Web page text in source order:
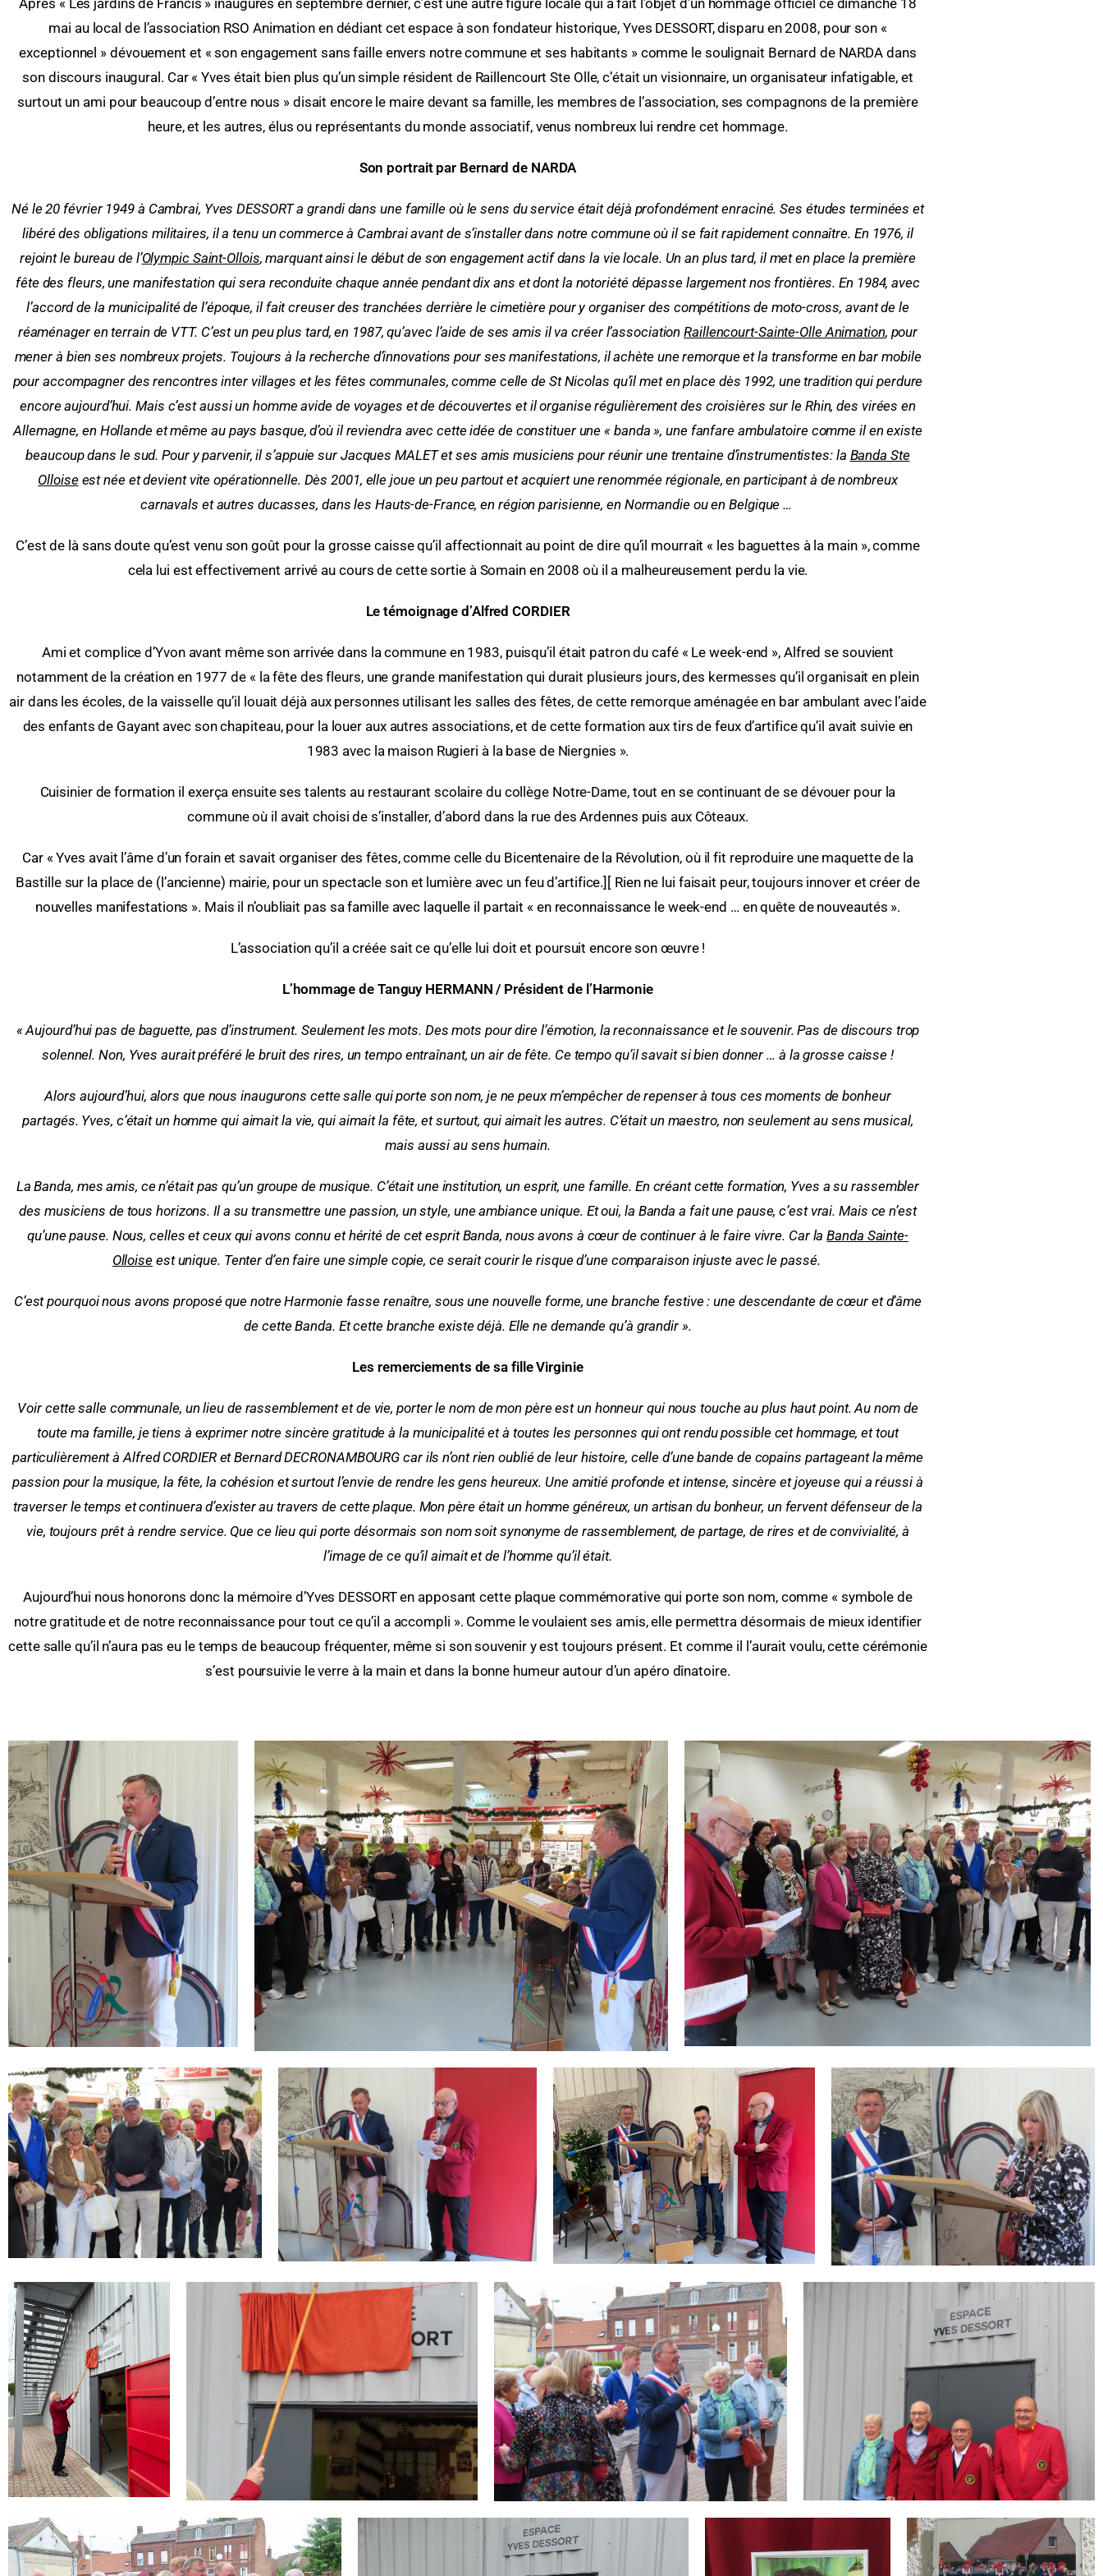
Après « Les jardins de Francis » inaugurés en septembre dernier, c’est une autre figure locale qui a fait l’objet d’un hommage officiel ce dimanche 18
mai au local de l’association RSO Animation en dédiant cet espace à son fondateur historique, Yves DESSORT, disparu en 2008, pour son «
exceptionnel » dévouement et « son engagement sans faille envers notre commune et ses habitants » comme le soulignait Bernard de NARDA dans
son discours inaugural. Car « Yves était bien plus qu’un simple résident de Raillencourt Ste Olle, c’était un visionnaire, un organisateur infatigable, et
surtout un ami pour beaucoup d’entre nous » disait encore le maire devant sa famille, les membres de l’association, ses compagnons de la première
heure, et les autres, élus ou représentants du monde associatif, venus nombreux lui rendre cet hommage.
Son portrait par Bernard de NARDA
Né le 20 février 1949 à Cambrai, Yves DESSORT a grandi dans une famille où le sens du service était déjà profondément enraciné. Ses études terminées et
libéré des obligations militaires, il a tenu un commerce à Cambrai avant de s’installer dans notre commune où il se fait rapidement connaître. En 1976, il
rejoint le bureau de l’Olympic Saint-Ollois, marquant ainsi le début de son engagement actif dans la vie locale. Un an plus tard, il met en place la première
fête des fleurs, une manifestation qui sera reconduite chaque année pendant dix ans et dont la notoriété dépasse largement nos frontières. En 1984, avec
l’accord de la municipalité de l’époque, il fait creuser des tranchées derrière le cimetière pour y organiser des compétitions de moto-cross, avant de le
réaménager en terrain de VTT. C’est un peu plus tard, en 1987, qu’avec l’aide de ses amis il va créer l’associationRaillencourt-Sainte-Olle Animation, pour
mener à bien ses nombreux projets. Toujours à la recherche d’innovations pour ses manifestations, il achète une remorque et la transforme en bar mobile
pour accompagner des rencontres inter villages et les fêtes communales, comme celle de St Nicolas qu’il met en place dès 1992, une tradition qui perdure
encore aujourd’hui. Mais c’est aussi un homme avide de voyages et de découvertes et il organise régulièrement des croisières sur le Rhin, des virées en
Allemagne, en Hollande et même au pays basque, d’où il reviendra avec cette idée de constituer une « banda », une fanfare ambulatoire comme il en existe
beaucoup dans le sud. Pour y parvenir, il s’appuie sur Jacques MALET et ses amis musiciens pour réunir une trentaine d’instrumentistes: la Banda Ste
Olloise est née et devient vite opérationnelle. Dès 2001, elle joue un peu partout et acquiert une renommée régionale, en participant à de nombreux
carnavals et autres ducasses, dans les Hauts-de-France, en région parisienne, en Normandie ou en Belgique …
C’est de là sans doute qu’est venu son goût pour la grosse caisse qu’il affectionnait au point de dire qu’il mourrait « les baguettes à la main », comme
cela lui est effectivement arrivé au cours de cette sortie à Somain en 2008 où il a malheureusement perdu la vie.
Le témoignage d’Alfred CORDIER
Ami et complice d’Yvon avant même son arrivée dans la commune en 1983, puisqu’il était patron du café « Le week-end », Alfred se souvient
notamment de la création en 1977 de « la fête des fleurs, une grande manifestation qui durait plusieurs jours, des kermesses qu’il organisait en plein
air dans les écoles, de la vaisselle qu’il louait déjà aux personnes utilisant les salles des fêtes, de cette remorque aménagée en bar ambulant avec l’aide
des enfants de Gayant avec son chapiteau, pour la louer aux autres associations, et de cette formation aux tirs de feux d’artifice qu’il avait suivie en
1983 avec la maison Rugieri à la base de Niergnies ».
Cuisinier de formation il exerça ensuite ses talents au restaurant scolaire du collège Notre-Dame, tout en se continuant de se dévouer pour la
commune où il avait choisi de s’installer, d’abord dans la rue des Ardennes puis aux Côteaux.
Car « Yves avait l’âme d’un forain et savait organiser des fêtes, comme celle du Bicentenaire de la Révolution, où il fit reproduire une maquette de la
Bastille sur la place de (l’ancienne) mairie, pour un spectacle son et lumière avec un feu d’artifice.][ Rien ne lui faisait peur, toujours innover et créer de
nouvelles manifestations ». Mais il n’oubliait pas sa famille avec laquelle il partait « en reconnaissance le week-end … en quête de nouveautés ».
L’association qu’il a créée sait ce qu’elle lui doit et poursuit encore son œuvre !
L’hommage de Tanguy HERMANN / Président de l’Harmonie
« Aujourd’hui pas de baguette, pas d’instrument. Seulement les mots. Des mots pour dire l’émotion, la reconnaissance et le souvenir. Pas de discours trop
solennel.Non, Yves aurait préféré le bruit des rires, un tempo entraînant, un air de fête. Ce tempo qu’il savait sibien donner … à la grosse caisse !
Alors aujourd’hui, alors que nous inaugurons cette salle qui porte son nom, je ne peux m’empêcher de repenser à tous ces moments de bonheur
partagés. Yves, c’était un homme qui aimait la vie, qui aimait la fête, et surtout, qui aimait les autres. C’était un maestro, non seulement au sens musical,
mais aussi au sens humain.
La Banda, mes amis, ce n’était pas qu’un groupe de musique. C’était une institution, un esprit, une famille. En créant cette formation, Yves a su rassembler
des musiciens de tous horizons. Il a su transmettre une passion, un style, une ambiance unique. Et oui, la Banda a fait une pause, c’est vrai. Mais ce n’est
qu’une pause. Nous, celles et ceux qui avons connu et hérité de cet esprit Banda, nous avons à cœur de continuer à le faire vivre. Car laBanda Sainte-
Olloise est unique. Tenter d’en faire une simple copie, ce serait courir le risque d’une comparaison injuste avec le passé.
C’est pourquoi nous avons proposé que notre Harmonie fasse renaître, sous une nouvelle forme, une branche festive : une descendante de cœur et d’âme
de cette Banda. Et cette branche existe déjà. Elle ne demande qu’à grandir ».
Les remerciements de sa fille Virginie
Voir cette salle communale, un lieu de rassemblement et de vie, porter le nom de mon père est un honneur qui nous touche au plus haut point. Au nom de
toute ma famille, je tiens à exprimer notre sincère gratitude à la municipalité et à toutes les personnes qui ont rendu possible cet hommage, et tout
particulièrement à Alfred CORDIER et Bernard DECRONAMBOURG car ils n’ont rien oublié de leur histoire, celle d’une bande de copains partageant la même
passion pour la musique, la fête, la cohésion et surtout l’envie de rendre les gens heureux. Une amitié profonde et intense, sincère et joyeuse qui a réussi à
traverser le temps et continuera d’exister au travers de cette plaque. Mon père était un homme généreux, un artisan du bonheur, un fervent défenseur de la
vie, toujours prêt à rendre service. Que ce lieu qui porte désormais son nom soit synonyme de rassemblement, de partage, de rires et de convivialité, à
l’image de ce qu’il aimait et de l’homme qu’il était.
Aujourd’hui nous honorons donc la mémoire d’Yves DESSORT en apposant cette plaque commémorative qui porte son nom, comme « symbole de
notre gratitude et de notre reconnaissance pour tout ce qu’il a accompli ». Comme le voulaient ses amis, elle permettra désormais de mieux identifier
cette salle qu’il n’aura pas eu le temps de beaucoup fréquenter, même si son souvenir y est toujours présent. Et comme il l’aurait voulu, cette cérémonie
s’est poursuivie le verre à la main et dans la bonne humeur autour d’un apéro dînatoire.